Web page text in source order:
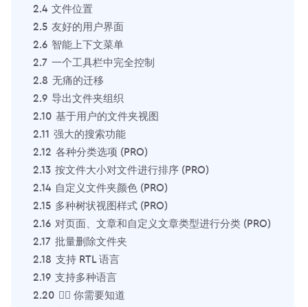
2.4 文件位置
2.5 友好的用户界面
2.6 智能上下文菜单
2.7 一个工具栏中完全控制
2.8 无痛的迁移
2.9 导出文件夹组织
2.10 基于用户的文件夹视图
2.11 强大的搜索功能
2.12 各种分类选项 (PRO)
2.13 按文件大小对文件进行排序 (PRO)
2.14 自定义文件夹颜色 (PRO)
2.15 多种树状视图样式 (PRO)
2.16 对页面、文章和自定义文章类型进行分类 (PRO)
2.17 批量删除文件夹
2.18 支持 RTL 语言
2.19 支持多种语言
2.20
🙋‍♂️ 你需要知道